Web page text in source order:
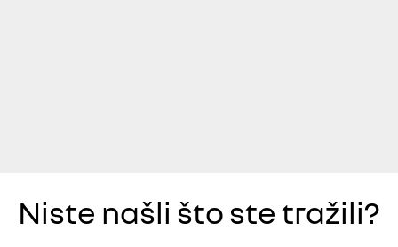
Niste našli što ste tražili?